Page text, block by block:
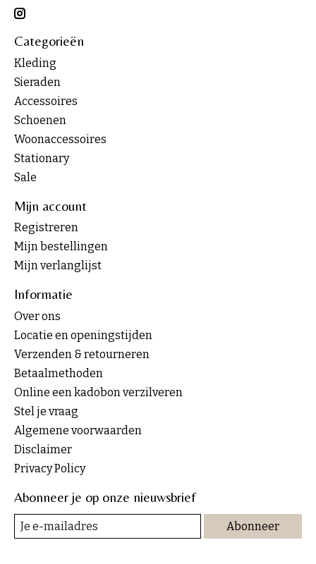
Categorieën
Kleding
Sieraden
Accessoires
Schoenen
Woonaccessoires
Stationary
Sale
Mijn account
Registreren
Mijn bestellingen
Mijn verlanglijst
Informatie
Over ons
Locatie en openingstijden
Verzenden & retourneren
Betaalmethoden
Online een kadobon verzilveren
Stel je vraag
Algemene voorwaarden
Disclaimer
Privacy Policy
Abonneer je op onze nieuwsbrief
Abonneer